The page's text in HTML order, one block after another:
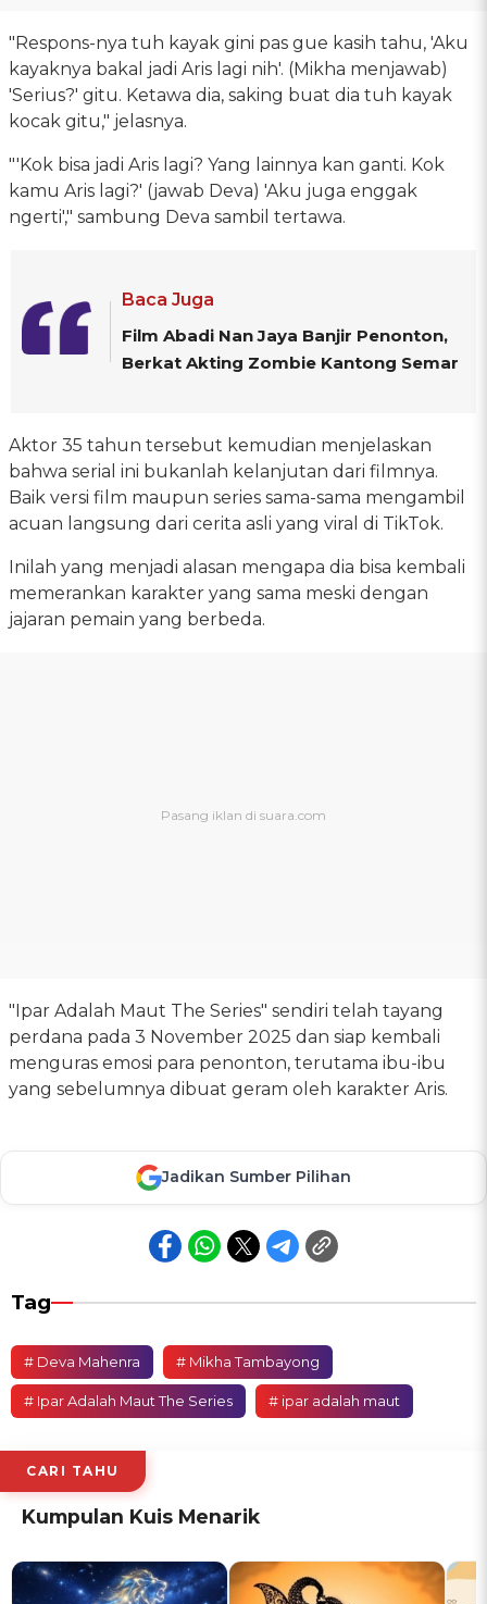
"Respons-nya tuh kayak gini pas gue kasih tahu, 'Aku
kayaknya bakal jadi Aris lagi nih'. (Mikha menjawab)
'Serius?' gitu. Ketawa dia, saking buat dia tuh kayak
kocak gitu," jelasnya.
"'Kok bisa jadi Aris lagi? Yang lainnya kan ganti. Kok
kamu Aris lagi?' (jawab Deva) 'Aku juga enggak
ngerti'," sambung Deva sambil tertawa.
Baca Juga
Film Abadi Nan Jaya Banjir Penonton,
Berkat Akting Zombie Kantong Semar
Aktor 35 tahun tersebut kemudian menjelaskan
bahwa serial ini bukanlah kelanjutan dari filmnya.
Baik versi film maupun series sama-sama mengambil
acuan langsung dari cerita asli yang viral di TikTok.
Inilah yang menjadi alasan mengapa dia bisa kembali
memerankan karakter yang sama meski dengan
jajaran pemain yang berbeda.
"Ipar Adalah Maut The Series" sendiri telah tayang
perdana pada 3 November 2025 dan siap kembali
menguras emosi para penonton, terutama ibu-ibu
yang sebelumnya dibuat geram oleh karakter Aris.
Jadikan Sumber Pilihan
Tag
# Deva Mahenra # Mikha Tambayong
# Ipar Adalah Maut The Series # ipar adalah maut
CARI TAHU
Kumpulan Kuis Menarik